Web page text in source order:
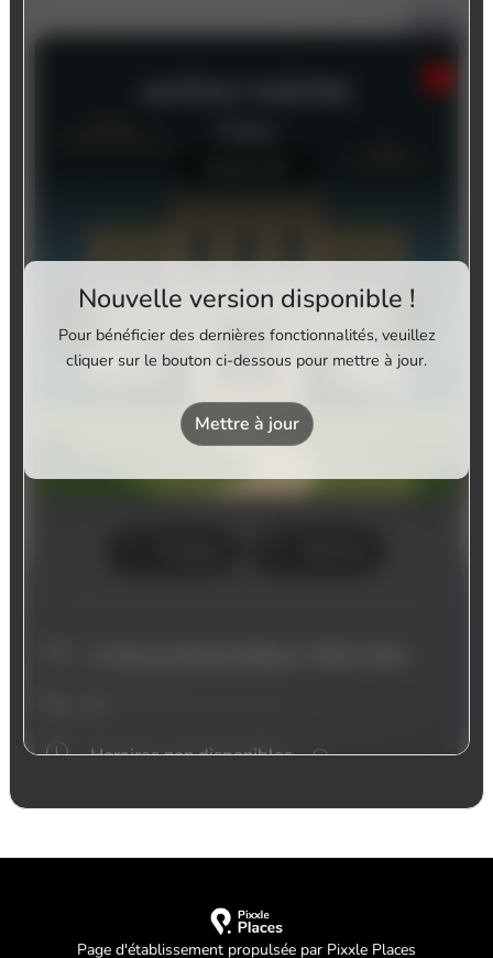
Page d'établissement propulsée par Pixxle Places